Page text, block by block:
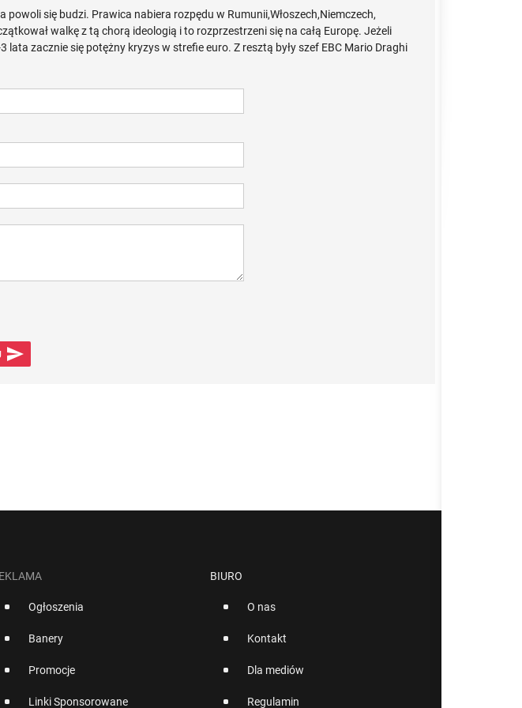
się budzi. Prawica nabiera rozpędu w Rumunii,Włoszech,Niemczech,
walkę z tą chorą ideologią i to rozprzestrzeni się na całą Europę. Jeżeli
lata zacznie się potężny kryzys w strefie euro. Z resztą były szef EBC Mario Draghi

Ogłoszenia
Banery
Promocje
Linki Sponsorowane
BIURO
O nas
Kontakt
Dla mediów
Regulamin